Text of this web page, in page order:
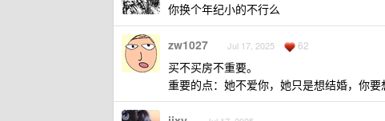
你换个年纪小的不行么
zw1027 Jul 17, 2025 62
买不买房不重要。
重要的点：她不爱你，她只是想结婚，你要